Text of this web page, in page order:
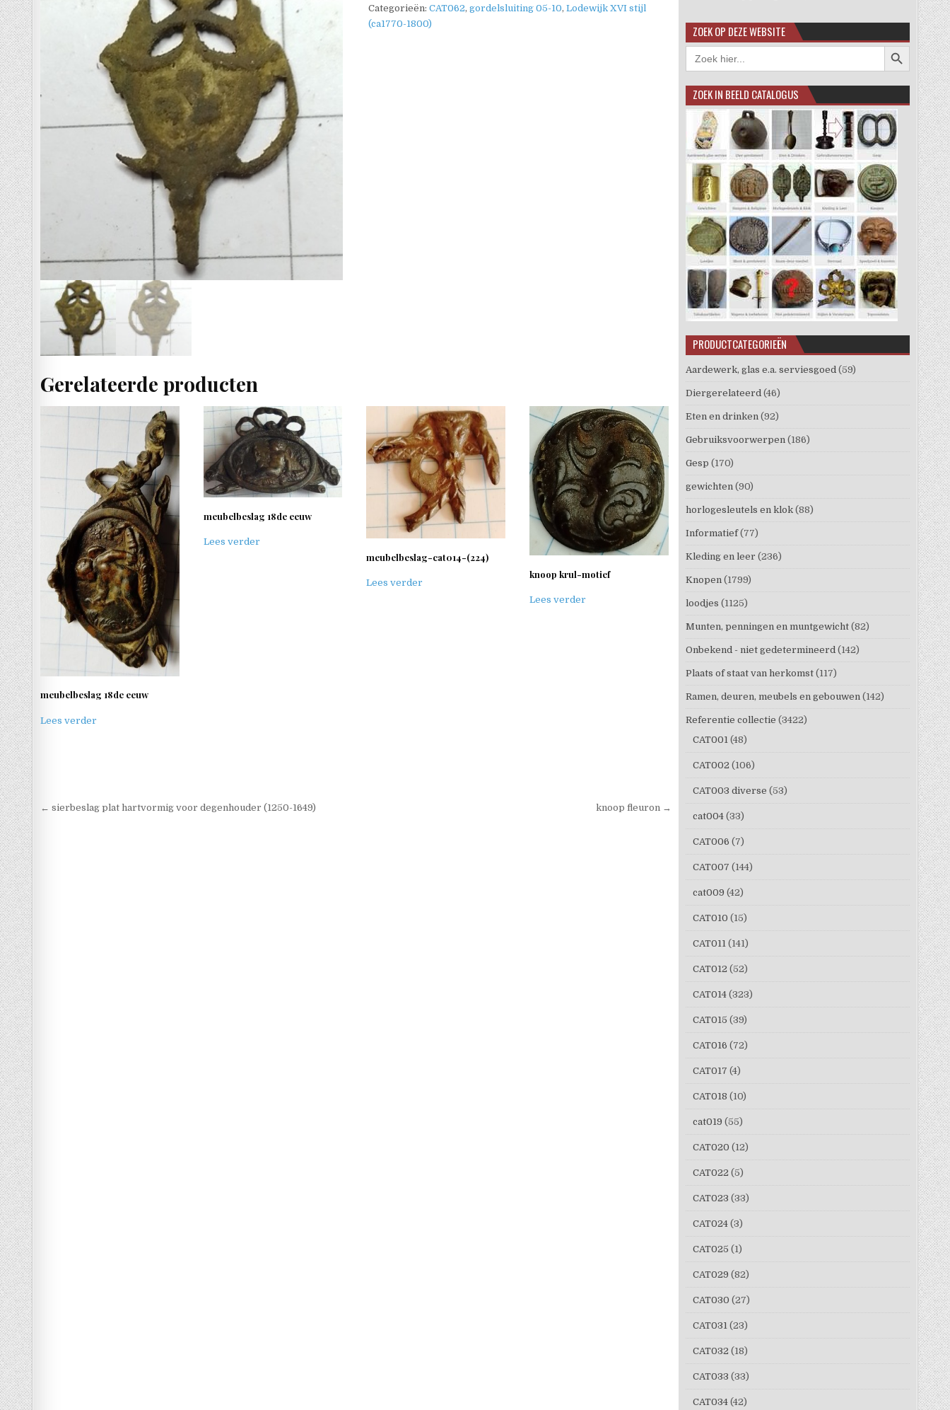
Categorieën:CAT062,gordelsluiting 05-10,Lodewijk XVI stijl
(ca1770-1800)
Gerelateerde producten
meubelbeslag 18de eeuw
Lees verder
meubelbeslag 18de eeuw
Lees verder
meubelbeslag-cat014-(224)
Lees verder
knoop krul-motief
Lees verder
Berichtnavigatie
← sierbeslag plat hartvormig voor degenhouder (1250-1649) knoop fleuron →
ZOEK OP DEZE WEBSITE
Zoek
naar:
Zoekknop
ZOEK IN BEELD CATALOGUS
PRODUCTCATEGORIEËN
Aardewerk, glas e.a. serviesgoed (59)
Diergerelateerd (46)
Eten en drinken (92)
Gebruiksvoorwerpen (186)
Gesp (170)
gewichten (90)
horlogesleutels en klok (88)
Informatief (77)
Kleding en leer (236)
Knopen (1799)
loodjes (1125)
Munten, penningen en muntgewicht (82)
Onbekend - niet gedetermineerd (142)
Plaats of staat van herkomst (117)
Ramen, deuren, meubels en gebouwen (142)
Referentie collectie (3422)
CAT001 (48)
CAT002 (106)
CAT003 diverse (53)
cat004 (33)
CAT006 (7)
CAT007 (144)
cat009 (42)
CAT010 (15)
CAT011 (141)
CAT012 (52)
CAT014 (323)
CAT015 (39)
CAT016 (72)
CAT017 (4)
CAT018 (10)
cat019 (55)
CAT020 (12)
CAT022 (5)
CAT023 (33)
CAT024 (3)
CAT025 (1)
CAT029 (82)
CAT030 (27)
CAT031 (23)
CAT032 (18)
CAT033 (33)
CAT034 (42)